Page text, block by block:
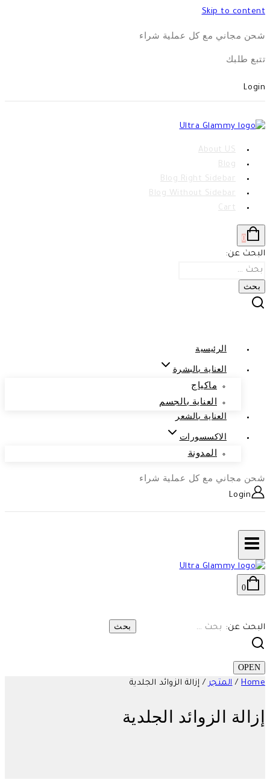
Skip to content
شحن مجاني مع كل عملية شراء
تتبع طلبك
Login
About US
Blog
Blog Right Sidebar
Blog Without Sidebar
Cart
0
البحث عن:
الرئيسية
العناية بالبشرة
ماكياج
العناية بالجسم
العناية بالشعر
الاكسسورات
المدونة
شحن مجاني مع كل عملية شراء
Login
0
البحث عن:
OPEN
Home
/ المتجر / إزالة الزوائد الجلدية
إزالة الزوائد الجلدية